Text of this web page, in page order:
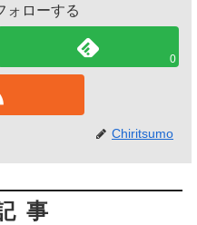
ォローする
0
Chiritsumo
事